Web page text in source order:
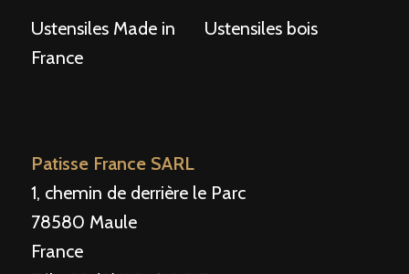
Ustensiles Made in
France
Ustensiles bois
Patisse France SARL
1, chemin de derrière le Parc
78580 Maule
France